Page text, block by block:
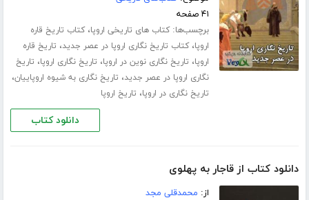
۴۱ صفحه
برچسب‌ها:کتاب های تاریخی اروپا،کتاب تاریخ قاره
اروپا،کتاب تاریخ نگاری اروپا در عصر جدید، تاریخ قاره
اروپا، تاریخ نگاری نوین در اروپا، تاریخ نگاری اروپا، تاریخ
نگاری اروپا در عصر جدید، تاریخ نگاری به شیوه اروپاییان،
تاریخ نگاری در اروپا، تاریخ اروپا
دانلود کتاب
دانلود کتاب از قاجار به پهلوی
از: محمدقلی مجد